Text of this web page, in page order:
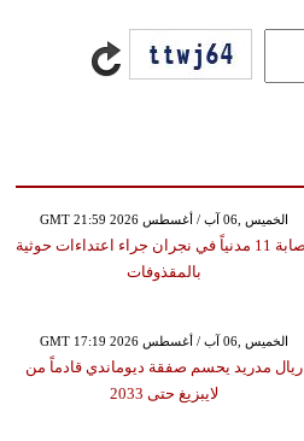
GMT 21:59 2026 الخميس ,06 آب / أغسطس
إصابة 11 مدنياً في نجران جراء اعتداءات حوثية
بالمقذوفات
GMT 17:19 2026 الخميس ,06 آب / أغسطس
ريال مدريد يحسم صفقة ديوماندي قادماً من
لايبزيغ حتى 2033